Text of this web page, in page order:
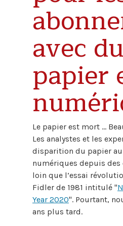
avec du
papier
Le papier est mort ...
Les analystes et les
disparition du papier
numériques depuis des
loin que l’essai
Fidler de 1981 intitulé "
Year 2020". Pourtant,
ans plus tard.